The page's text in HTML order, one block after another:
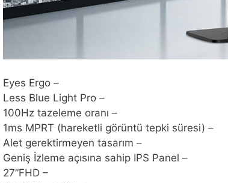
Eyes Ergo –
Less Blue Light Pro –
100Hz tazeleme oranı –
1ms MPRT (hareketli görüntü tepki süresi) –
Alet gerektirmeyen tasarım –
Geniş İzleme açısına sahip IPS Panel –
27”FHD –